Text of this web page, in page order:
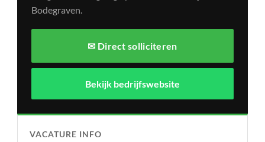
Bodegraven.
✉ Direct solliciteren
Bekijk bedrijfswebsite
VACATURE INFO